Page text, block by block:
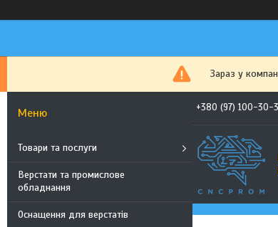
Зараз у
Товари та послуги
Верстати та промислове
обладнання
Оснащення для верстатів
+380 (97) 100-30-